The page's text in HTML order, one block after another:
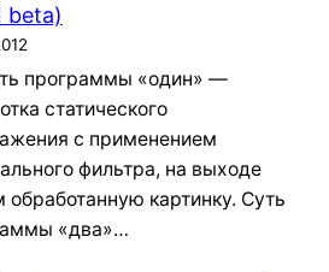
beta)
программы «один» —
статического
с применением
фильтра, на выходе
обработанную картинку. Суть
«два»…